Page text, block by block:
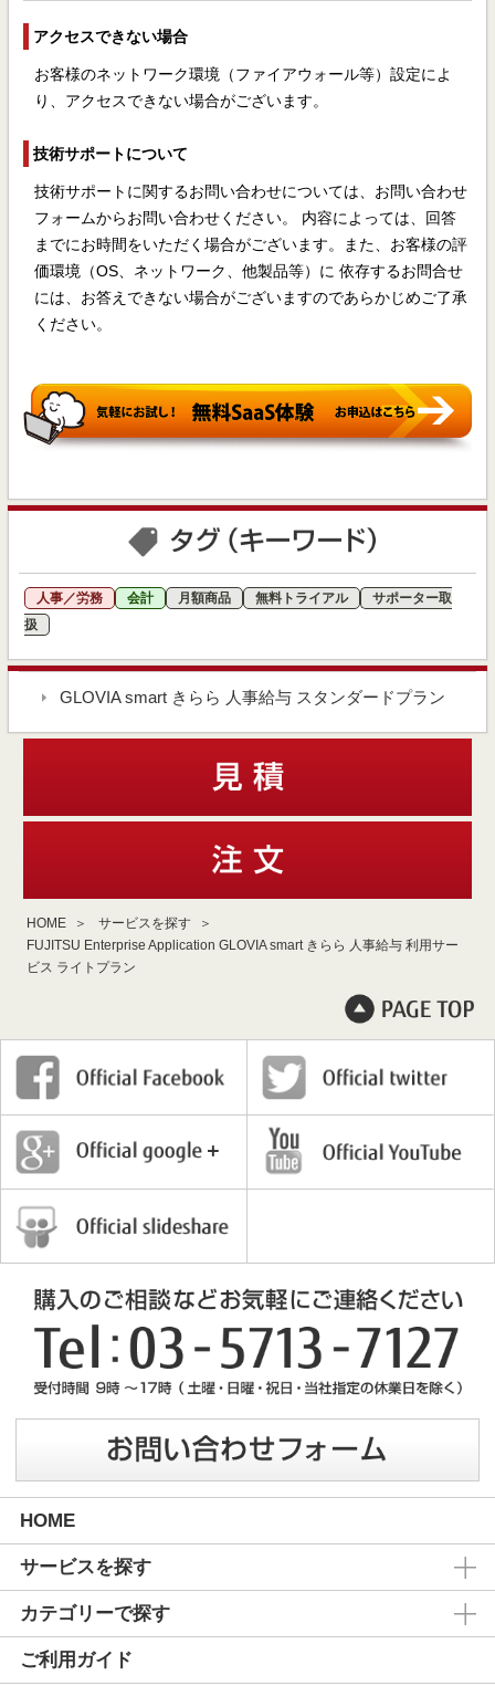
アクセスできない場合
お客様のネットワーク環境（ファイアウォール等）設定によ
り、アクセスできない場合がございます。
技術サポートについて
技術サポートに関するお問い合わせについては、お問い合わせ
フォームからお問い合わせください。 内容によっては、回答
までにお時間をいただく場合がございます。また、お客様の評
価環境（OS、ネットワーク、他製品等）に 依存するお問合せ
には、お答えできない場合がございますのであらかじめご了承
ください。
人事／労務 会計 月額商品 無料トライアル
サポーター取
扱
GLOVIA smart きらら 人事給与 スタンダードプラン
HOME
サービスを探す
FUJITSU Enterprise Application GLOVIA smart きらら 人事給与 利用サー
ビス ライトプラン
HOME
サービスを探す
カテゴリーで探す
ご利用ガイド